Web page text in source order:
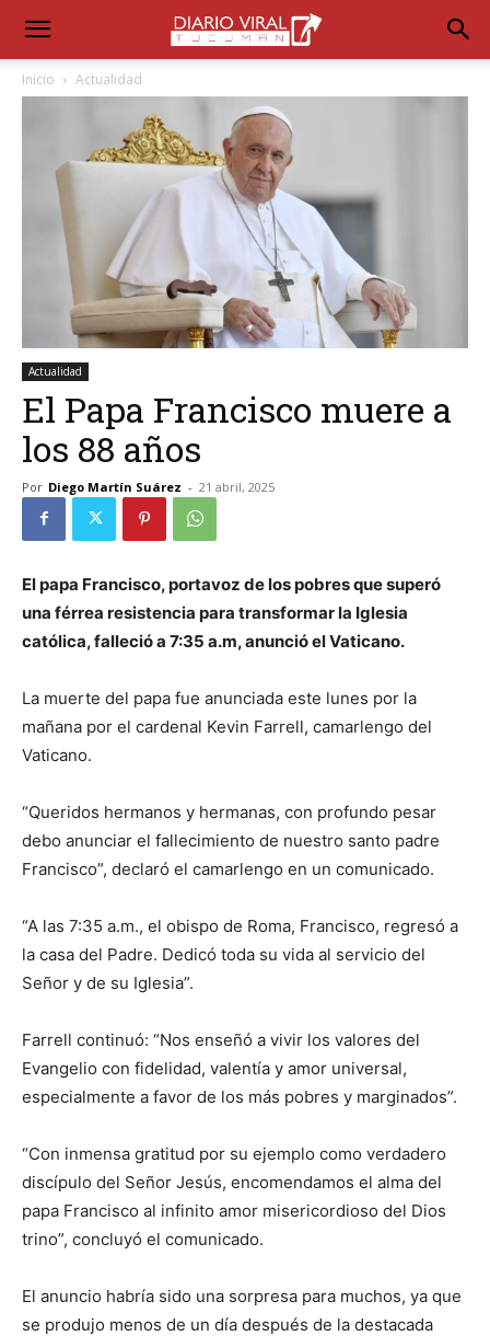
Inicio Actualidad
Actualidad
El Papa Francisco muere a
los 88 años
Por Diego Martín Suárez - 21 abril, 2025
El papa Francisco, portavoz de los pobres que superó
una férrea resistencia para transformar la Iglesia
católica, falleció a 7:35 a.m, anunció el Vaticano.
La muerte del papa fue anunciada este lunes por la
mañana por el cardenal Kevin Farrell, camarlengo del
Vaticano.
“Queridos hermanos y hermanas, con profundo pesar
debo anunciar el fallecimiento de nuestro santo padre
Francisco”, declaró el camarlengo en un comunicado.
“A las 7:35 a.m., el obispo de Roma, Francisco, regresó a
la casa del Padre. Dedicó toda su vida al servicio del
Señor y de su Iglesia”.
Farrell continuó: “Nos enseñó a vivir los valores del
Evangelio con fidelidad, valentía y amor universal,
especialmente a favor de los más pobres y marginados”.
“Con inmensa gratitud por su ejemplo como verdadero
discípulo del Señor Jesús, encomendamos el alma del
papa Francisco al infinito amor misericordioso del Dios
trino”, concluyó el comunicado.
El anuncio habría sido una sorpresa para muchos, ya que
se produjo menos de un día después de la destacada